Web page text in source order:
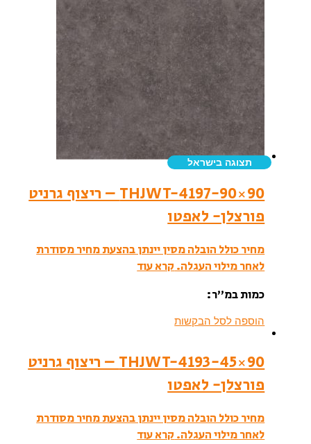
תצוגה בישראל
THJWT-4197-90×90 – ריצוף גרניט
פורצלן- לאפטו
מחיר כולל הובלה מסין יינתן בהצעת מחיר מסודרת
לאחר מילוי העגלה. קרא עוד
כמות במ”ר:
הוספה לסל הבקשות
THJWT-4193-45×90 – ריצוף גרניט
פורצלן- לאפטו
מחיר כולל הובלה מסין יינתן בהצעת מחיר מסודרת
לאחר מילוי העגלה.קרא עוד